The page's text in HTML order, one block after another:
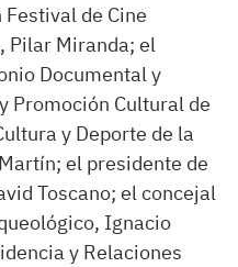
de Cine
Pilar Miranda; el
Documental y
Promoción Cultural de
y Deporte de la
el presidente de
Toscano; el concejal
Ignacio
y Relaciones